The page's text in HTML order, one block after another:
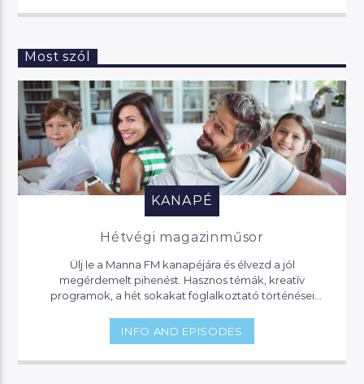
Most szól
KANAPÉ
Hétvégi magazinműsor
Ülj le a Manna FM kanapéjára és élvezd a jól
megérdemelt pihenést. Hasznos témák, kreatív
programok, a hét sokakat foglalkoztató történései
foglalsz nálunk.
INFO AND EPISODES